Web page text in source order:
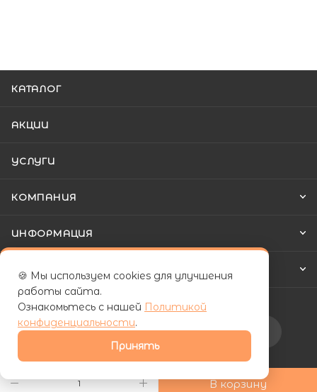
В корзину
КАТАЛОГ
АКЦИИ
УСЛУГИ
КОМПАНИЯ
ИНФОРМАЦИЯ
КАК КУПИТЬ
Подписаться на рассылку
+7 (800) 555-81-19
🍪 Мы используем cookies для улучшения
работы сайта.
Ознакомьтесь с нашей Политикой
конфиденциальности.
Принять